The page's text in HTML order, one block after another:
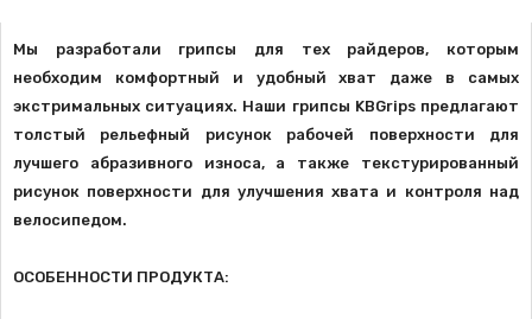
Мы разработали грипсы для тех райдеров, которым
необходим комфортный и удобный хват даже в самых
экстримальных ситуациях. Наши грипсы KBGrips предлагают
толстый рельефный рисунок рабочей поверхности для
лучшего абразивного износа, а также текстурированный
рисунок поверхности для улучшения хвата и контроля над
велосипедом.
ОСОБЕННОСТИ ПРОДУКТА: